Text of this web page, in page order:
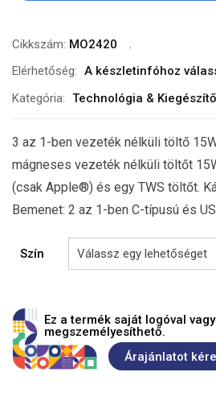
Cikkszám: MO2420
Elérhetőség: A készletinfóhoz
Kategória: Technológia &
3 az 1-ben vezeték nélküli töltő
mágneses vezeték nélküli töltőt
(csak Apple®) és egy TWS töltőt.
Bemenet: 2 az 1-ben C-típusú és
Szín
Ez a termék saját logóval
megszemélyesíthető.
Árajánlatot